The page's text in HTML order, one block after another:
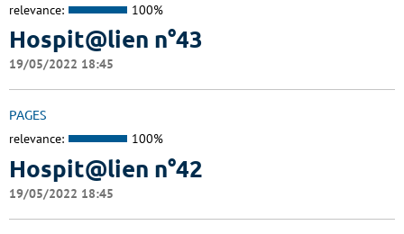
relevance: 100%
Hospit@lien n°43
19/05/2022 18:45
PAGES
relevance: 100%
Hospit@lien n°42
19/05/2022 18:45